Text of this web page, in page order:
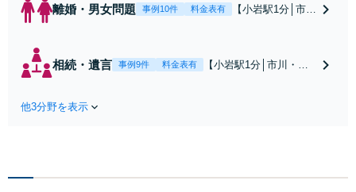
離婚・男女問題 事例10件 料金表有
【小岩駅1分│市
回避、裁判提起前
の和解、子の認知
相続・遺言 事例9件 料金表有
【小岩駅1分│市川・船
しい地域の皆さまも、
他3分野を表示